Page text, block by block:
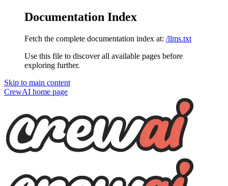
Documentation Index
Fetch the complete documentation index at: /llms.txt
Use this file to discover all available pages before
exploring further.
Skip to main content
CrewAI home page